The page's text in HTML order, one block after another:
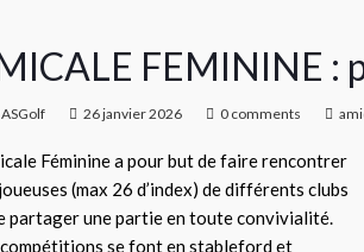
FEMININE :
ASGolf 26 janvier 2026 0 comments
Féminine a pour but de faire rencontrer
(max 26 d’index) de différents clubs
partager une partie en toute convivialité.
se font en stableford et